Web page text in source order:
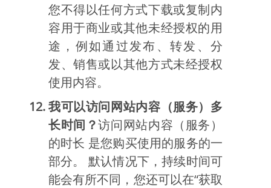
您不得以任何方式下载或复制内
容用于商业或其他未经授权的用
途，例如通过发布、转发、分
发、销售或以其他方式未经授权
使用内容。
我可以访问网站内容（服务）多
长时间？访问网站内容（服务）
的时长 是您购买使用的服务的一
部分。 默认情况下，持续时间可
能会有所不同，您还可以在“获取